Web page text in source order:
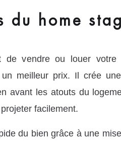
du home
de vendre ou louer votre
meilleur prix. Il crée
avant les atouts du
facilement.
du bien grâce à une